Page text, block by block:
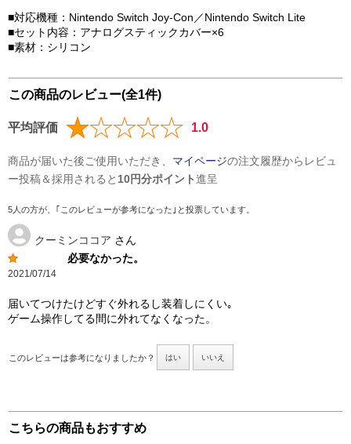
■対応機種：Nintendo Switch Joy-Con／Nintendo Switch Lite
■セット内容：アナログスティックカバー×6
■素材：シリコン
この商品のレビュー(全1件)
平均評価 1.0
商品が届いた後ご使用いただき、 マイページの注文履歴からレビュ
ー投稿＆採用されると 10円分ポイント進呈
5人の方が、｢このレビューが参考になった｣と投票しています。
クーミンココア さん
必要なかった。
2021/07/14
届いてつけたけどすぐ外れるし装着しにくい｡
ゲーム操作してる間に外れてなくなった。
このレビューは参考になりましたか？ はい いいえ
こちらの商品もおすすめ